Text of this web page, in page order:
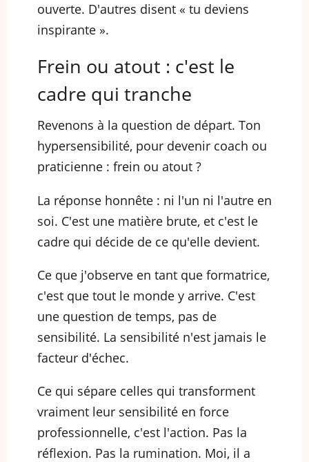
ouverte. D'autres disent « tu deviens
inspirante ».
Frein ou atout : c'est le
cadre qui tranche
Revenons à la question de départ. Ton
hypersensibilité, pour devenir coach ou
praticienne : frein ou atout ?
La réponse honnête : ni l'un ni l'autre en
soi. C'est une matière brute, et c'est le
cadre qui décide de ce qu'elle devient.
Ce que j'observe en tant que formatrice,
c'est que tout le monde y arrive. C'est
une question de temps, pas de
sensibilité. La sensibilité n'est jamais le
facteur d'échec.
Ce qui sépare celles qui transforment
vraiment leur sensibilité en force
professionnelle, c'est l'action. Pas la
réflexion. Pas la rumination. Moi, il a